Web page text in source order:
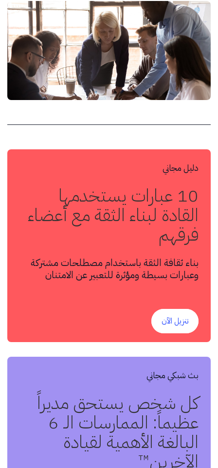
دليل مجاني
10 عبارات يستخدمها
القادة لبناء الثقة مع أعضاء
فرقهم
بناء ثقافة الثقة باستخدام مصطلحات مشتركة
وعبارات بسيطة ومؤثرة للتعبير عن الامتنان
تنزيل الآن
بث شبكي مجاني
كل شخص يستحق مديراً
عظيماً: الممارسات الـ 6
البالغة الأهمية لقيادة
الآخرين™